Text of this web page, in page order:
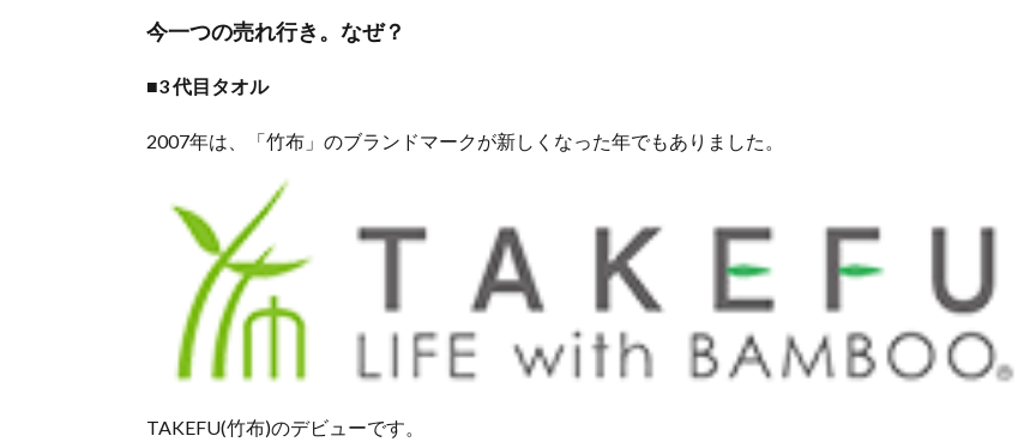
今一つの売れ行き。なぜ？
■3 代目タオル
2007年は、「竹布」のブランドマークが新しくなった年でもありました。
TAKEFU(竹布)のデビューです。